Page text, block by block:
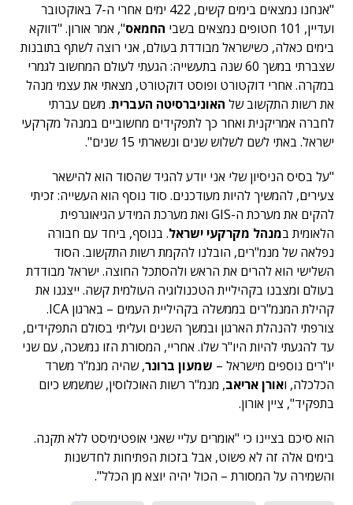
"אנחנו נמצאים בימים קשים, 422 ימים אחרי ה-7 באוקטובר
ועדיין, 101 חטופים נמצאים בשבי
החמאס", אמר אורון. "דווקא
בימים כאלה, כשישראל מבודדת בעולם, אני רוצה לשתף בתובנות
שצברתי במשך 60 שנה בתעשייה: הגעתי לעולם המחשוב לגמרי
במקרה. אחרי דוקטורט ופוסט דוקטורט, מצאתי את עצמי מנהל
את רשות התקשוב של האוניברסיטה העברית. משם עברתי
לחברה אמריקנית ואחר כך לתפקידים מחשוביים במנהל מקרקעי
ישראל. באתי לשם לשלוש שנים ונשארתי 15 שנים".
"על בסיס הניסיון שלי אני יודע להגיד שהסוד הוא להישאר
צעירים, להמשיך להיות מעודכנים. סוד נוסף הוא העשייה: זכיתי
להקים את מערכת ה-GIS ואת מערכת המידע הגיאוגרפית
הלאומית במנהל מקרקעי ישראל. בנוסף, ביחד עם חבורה
נפלאה של מנמ"רים, הובלנו להקמת רשות התקשוב. הסוד
השלישי הוא להרים את הראש ולהסתכל החוצה. ישראל מבודדת
בעולם ומצבנו בקהיליית הטכנולוגיה העולמית קשה. ייצגנו את
קהילת המנמ"רים בממשלה בקהיליית העמים – בארגון ICA.
צורפתי להנהלת הארגון ובמשך השנים ועליתי בסולם התפקידים,
עד להגעתי להיות היו"ר שלו. אחריי, המסורת הזו נמשכה, עם שני
יו"רים נוספים מישראל – שמעון ברונר, שהיה מנמ"ר משרד
הכלכלה, ואורן אריאב, מנמ"ר רשות האוכלוסין, שמשמש כיום
בתפקיד", ציין אורון.
הוא סיכם בציינו כי "אומרים עליי שאני אופטימיסט ללא תקנה.
בימים אלה זה לא פשוט, אבל בזכות הפתיחות לחדשנות
והשמירה על המסורת – הכול יהיה יוצא מן הכלל".